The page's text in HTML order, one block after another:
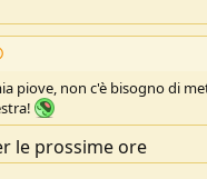
piove, non c'è bisogno di
le prossime ore